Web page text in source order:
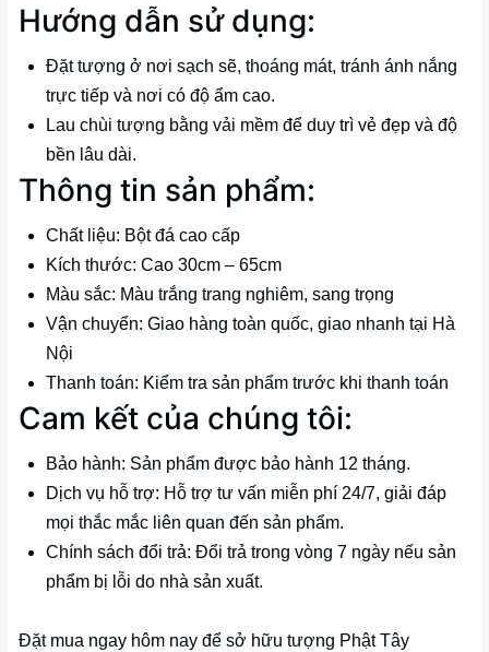
Hướng dẫn sử dụng:
Đặt tượng ở nơi sạch sẽ, thoáng mát, tránh ánh nắng
trực tiếp và nơi có độ ẩm cao.
Lau chùi tượng bằng vải mềm để duy trì vẻ đẹp và độ
bền lâu dài.
Thông tin sản phẩm:
Chất liệu: Bột đá cao cấp
Kích thước: Cao 30cm – 65cm
Màu sắc: Màu trắng trang nghiêm, sang trọng
Vận chuyển: Giao hàng toàn quốc, giao nhanh tại Hà
Nội
Thanh toán: Kiểm tra sản phẩm trước khi thanh toán
Cam kết của chúng tôi:
Bảo hành: Sản phẩm được bảo hành 12 tháng.
Dịch vụ hỗ trợ: Hỗ trợ tư vấn miễn phí 24/7, giải đáp
mọi thắc mắc liên quan đến sản phẩm.
Chính sách đổi trả: Đổi trả trong vòng 7 ngày nếu sản
phẩm bị lỗi do nhà sản xuất.
Đặt mua ngay hôm nay để sở hữu tượng Phật Tây